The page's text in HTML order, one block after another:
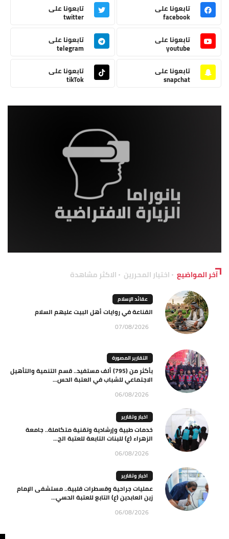
تابعونا على
facebook
تابعونا على
twitter
تابعونا على
youtube
تابعونا على
telegram
تابعونا على
snapchat
تابعونا على
tikTok
آخر المواضيع اختيار المحررين الاكثر مشاهدة
عقائد الإسلام
القناعة في روايات أهل البيت عليهم السلام
07/08/2026
التقارير المصورة
بأكثر من (795) ألف مستفيد.. قسم التنمية والتأهيل
الاجتماعي للشباب في العتبة الحس...
06/08/2026
اخبار وتقارير
خدمات طبية وإرشادية وتقنية متكاملة.. جامعة
الزهراء (ع) للبنات التابعة للعتبة الح...
06/08/2026
اخبار وتقارير
عمليات جراحية وقسطرات قلبية.. مستشفى الإمام
زين العابدين (ع) التابع للعتبة الحسي...
06/08/2026